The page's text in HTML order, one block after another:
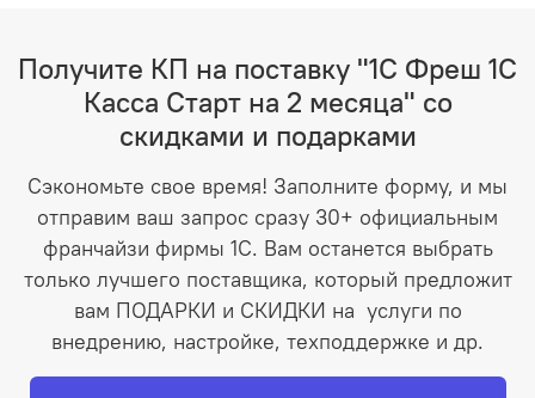
Получите КП на поставку "1С Фреш 1С
Касса Старт на 2 месяца" со
скидками и подарками
Сэкономьте свое время! Заполните форму, и мы
отправим ваш запрос сразу 30+ официальным
франчайзи фирмы 1С. Вам останется выбрать
только лучшего поставщика, который предложит
вам ПОДАРКИ и СКИДКИ на услуги по
внедрению, настройке, техподдержке и др.